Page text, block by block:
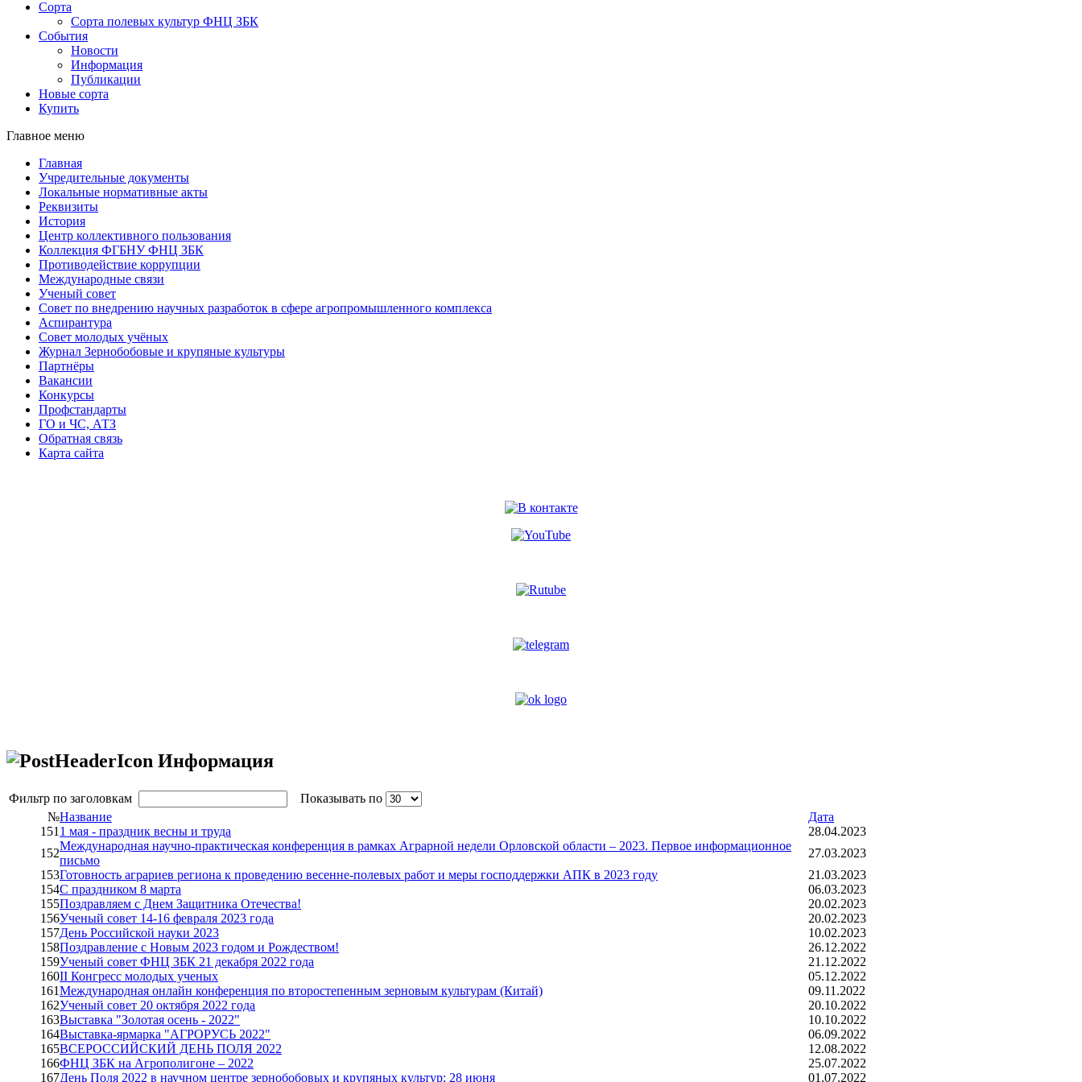
Сорта
Сорта полевых культур ФНЦ ЗБК
События
Новости
Информация
Публикации
Новые сорта
Купить
Главное меню
Главная
Учредительные документы
Локальные нормативные акты
Реквизиты
История
Центр коллективного пользования
Коллекция ФГБНУ ФНЦ ЗБК
Противодействие коррупции
Международные связи
Ученый совет
Совет по внедрению научных разработок в сфере агропромышленного комплекса
Аспирантура
Совет молодых учёных
Журнал Зернобобовые и крупяные культуры
Партнёры
Вакансии
Конкурсы
Профстандарты
ГО и ЧС, АТЗ
Обратная связь
Карта сайта
Информация
Фильтр по заголовкам
Показывать по
№Название
Дата
151 1 мая - праздник весны и труда
28.04.2023
152
Международная научно-практическая конференция в рамках Аграрной недели Орловской области – 2023. Первое информационное
письмо
27.03.2023
153Готовность аграриев региона к проведению весенне-полевых работ и меры господдержки АПК в 2023 году
21.03.2023
154С праздником 8 марта
06.03.2023
155Поздравляем с Днем Защитника Отечества!
20.02.2023
156Ученый совет 14-16 февраля 2023 года
20.02.2023
157День Российской науки 2023
10.02.2023
158Поздравление с Новым 2023 годом и Рождеством!
26.12.2022
159Ученый совет ФНЦ ЗБК 21 декабря 2022 года
21.12.2022
160II Конгресс молодых ученых
05.12.2022
161Международная онлайн конференция по второстепенным зерновым культурам (Китай)
09.11.2022
162Ученый совет 20 октября 2022 года
20.10.2022
163Выставка "Золотая осень - 2022"
10.10.2022
164Выставка-ярмарка "АГРОРУСЬ 2022"
06.09.2022
165ВСЕРОССИЙСКИЙ ДЕНЬ ПОЛЯ 2022
12.08.2022
166ФНЦ ЗБК на Агрополигоне – 2022
25.07.2022
167День Поля 2022 в научном центре зернобобовых и крупяных культур: 28 июня 01.07.2022